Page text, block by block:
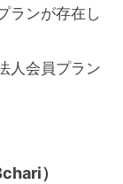
ランが存在し
人会員プラン
）